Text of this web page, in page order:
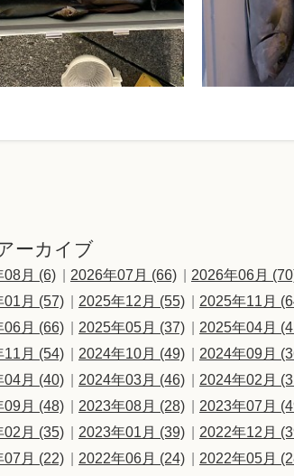
ーカイブ
08月 (6) 2026年07月 (66) 2026年06月
01月 (57)
2025年12月 (55) 2025年11月
06月 (66)
2025年05月 (37) 2025年04月
11月 (54)
2024年10月 (49) 2024年09月
04月 (40)
2024年03月 (46) 2024年02月
09月 (48)
2023年08月 (28) 2023年07月
02月 (35)
2023年01月 (39) 2022年12月
07月 (22)
2022年06月 (24) 2022年05月